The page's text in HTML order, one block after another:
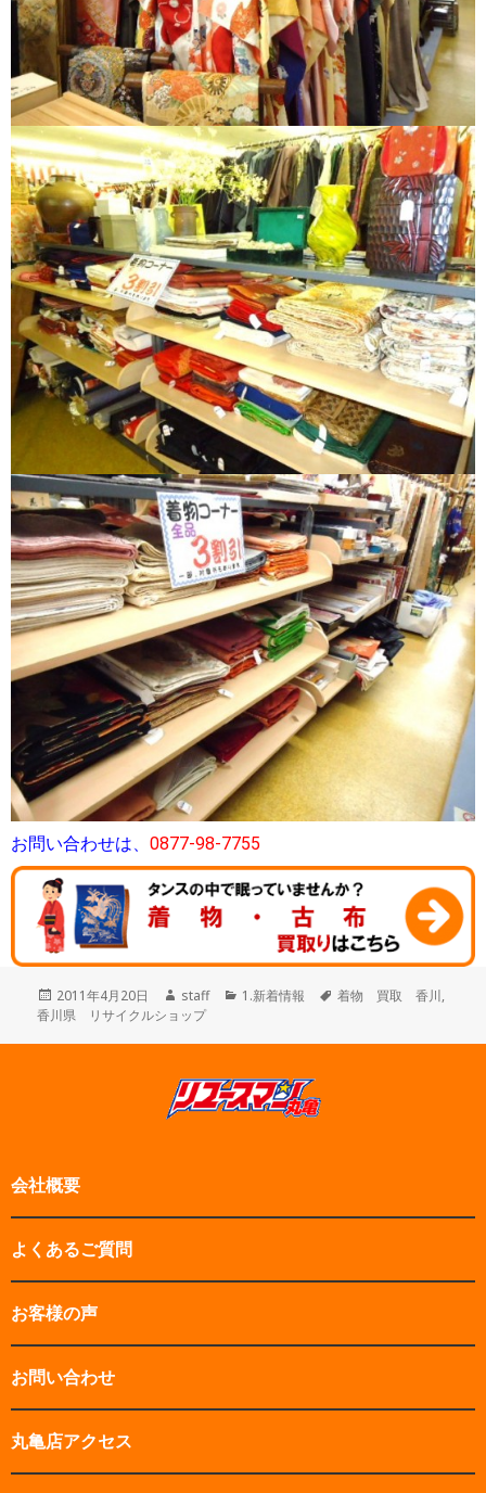
お問い合わせは、 0877-98-7755
投
稿
2011年4月20日
作
成
staff
カ
1.新着情報
タ
着物 買取 香川,
香川県 リサイクルショップ
会社概要
よくあるご質問
お客様の声
お問い合わせ
丸亀店アクセス